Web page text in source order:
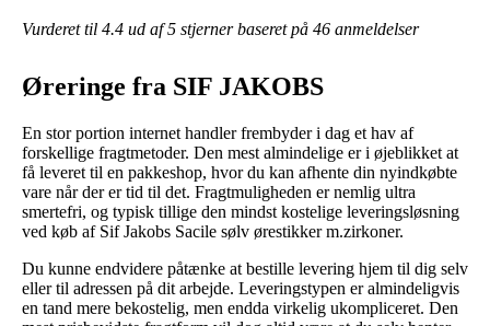
Vurderet til 4.4 ud af 5 stjerner baseret på 46 anmeldelser
Øreringe fra SIF JAKOBS
En stor portion internet handler frembyder i dag et hav af
forskellige fragtmetoder. Den mest almindelige er i øjeblikket at
få leveret til en pakkeshop, hvor du kan afhente din nyindkøbte
vare når der er tid til det. Fragtmuligheden er nemlig ultra
smertefri, og typisk tillige den mindst kostelige leveringsløsning
ved køb af Sif Jakobs Sacile sølv ørestikker m.zirkoner.
Du kunne endvidere påtænke at bestille levering hjem til dig selv
eller til adressen på dit arbejde. Leveringstypen er almindeligvis
en tand mere bekostelig, men endda virkelig ukompliceret. Den